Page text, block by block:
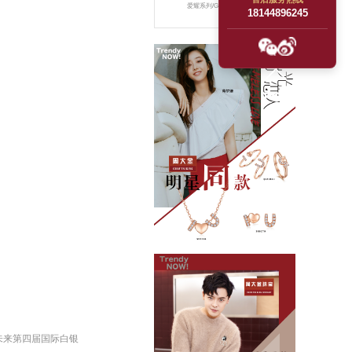
来第四届国际白银
爱耀系列/G35313B【项链】
18144896245